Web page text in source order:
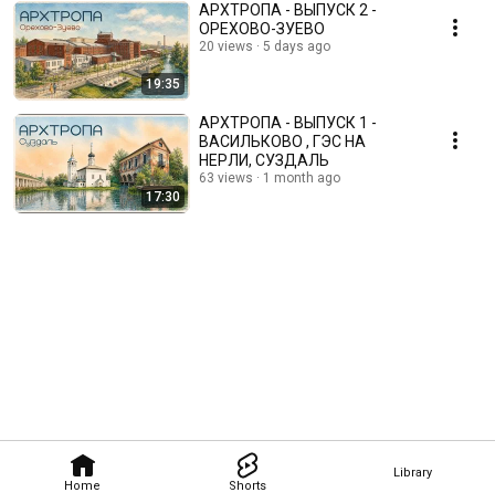
Home Shorts
Library
19:35
АРХТРОПА - ВЫПУСК 2 -
ОРЕХОВО-ЗУЕВО
20 views 5 days ago
17:30
АРХТРОПА - ВЫПУСК 1 -
ВАСИЛЬКОВО , ГЭС НА
НЕРЛИ, СУЗДАЛЬ
63 views 1 month ago